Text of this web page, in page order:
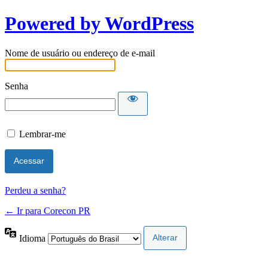
Powered by WordPress
Nome de usuário ou endereço de e-mail
Senha
Lembrar-me
Perdeu a senha?
← Ir para Corecon PR
Idioma